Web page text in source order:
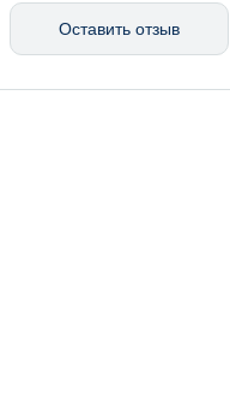
Оставить отзыв